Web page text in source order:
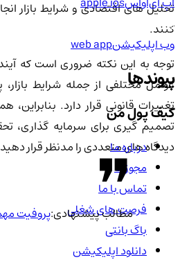
تحلیل های اقتصادی و شرایط بازار
کنند.
توجه به این نکته ضروری است که
عوامل مختلفی از جمله شرایط بازار،
تغییرات قانونی قرار دارد. بنابراین،
تصمیم گیری برای سرمایه گذاری،
دیدگاه های متعددی را مدنظر قرار دهید.
مطالب پیشنهادی:پروفیت
وب اپلیکیشنweb app
پیوندها
کیف پول من
درباره ما
مجوزها
تماس با ما
فرصت های شغلی
باگ بانتی
دانلود اپلیکیشن